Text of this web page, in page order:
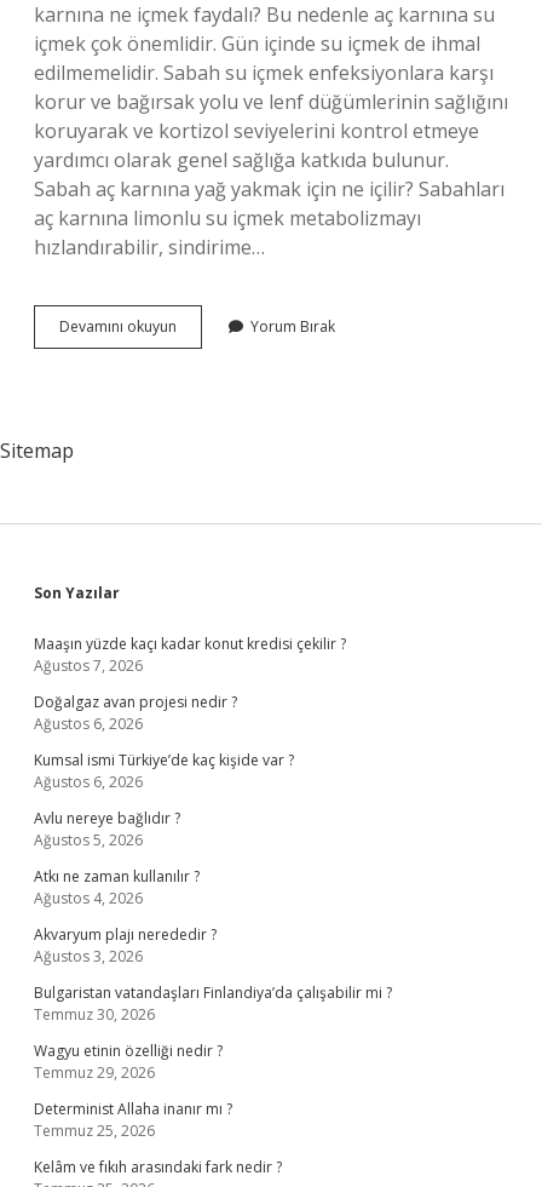
karnına ne içmek faydalı? Bu nedenle aç karnına su
içmek çok önemlidir. Gün içinde su içmek de ihmal
edilmemelidir. Sabah su içmek enfeksiyonlara karşı
korur ve bağırsak yolu ve lenf düğümlerinin sağlığını
koruyarak ve kortizol seviyelerini kontrol etmeye
yardımcı olarak genel sağlığa katkıda bulunur.
Sabah aç karnına yağ yakmak için ne içilir? Sabahları
aç karnına limonlu su içmek metabolizmayı
hızlandırabilir, sindirime…
Devamını okuyun
Aç
Yorum Bırak
Sitemap
Sidebar
Son Yazılar
Maaşın yüzde kaçı kadar konut kredisi çekilir ?
Ağustos 7, 2026
Doğalgaz avan projesi nedir ?
Ağustos 6, 2026
Kumsal ismi Türkiye’de kaç kişide var ?
Ağustos 6, 2026
Avlu nereye bağlıdır ?
Ağustos 5, 2026
Atkı ne zaman kullanılır ?
Ağustos 4, 2026
Akvaryum plajı nerededir ?
Ağustos 3, 2026
Bulgaristan vatandaşları Finlandiya’da çalışabilir mi ?
Temmuz 30, 2026
Wagyu etinin özelliği nedir ?
Temmuz 29, 2026
Determinist Allaha inanır mı ?
Temmuz 25, 2026
Kelâm ve fıkıh arasındaki fark nedir ?